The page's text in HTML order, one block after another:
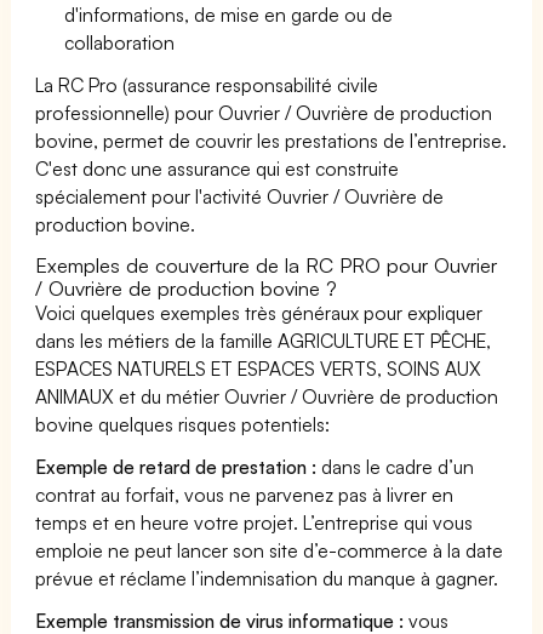
d'informations, de mise en garde ou de
collaboration
La RC Pro (assurance responsabilité civile
professionnelle) pour Ouvrier / Ouvrière de production
bovine, permet de couvrir les prestations de l’entreprise.
C'est donc une assurance qui est construite
spécialement pour l'activité Ouvrier / Ouvrière de
production bovine.
Exemples de couverture de la RC PRO pour Ouvrier
/ Ouvrière de production bovine ?
Voici quelques exemples très généraux pour expliquer
dans les métiers de la famille AGRICULTURE ET PÊCHE,
ESPACES NATURELS ET ESPACES VERTS, SOINS AUX
ANIMAUX et du métier Ouvrier / Ouvrière de production
bovine quelques risques potentiels:
Exemple de retard de prestation : dans le cadre d’un
contrat au forfait, vous ne parvenez pas à livrer en
temps et en heure votre projet. L’entreprise qui vous
emploie ne peut lancer son site d’e-commerce à la date
prévue et réclame l’indemnisation du manque à gagner.
Exemple transmission de virus informatique : vous